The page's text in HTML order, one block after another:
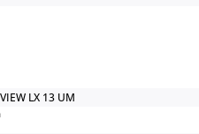
LX 13 UM